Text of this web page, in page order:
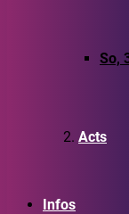
So,
Acts
Infos